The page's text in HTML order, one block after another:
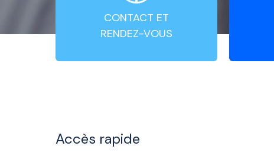
CONTACT ET
RENDEZ-VOUS
Accès rapide